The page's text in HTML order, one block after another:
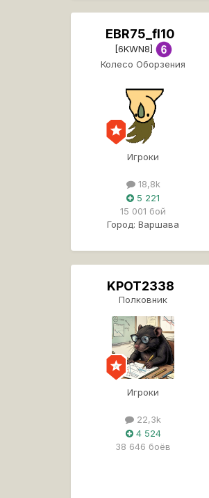
EBR75_fl10
[6KWN8]
Колесо Оборзения
Игроки
18,8k
5 221
15 001 бой
Город: Варшава
KPOT2338
Полковник
Игроки
22,3k
4 524
38 646 боёв